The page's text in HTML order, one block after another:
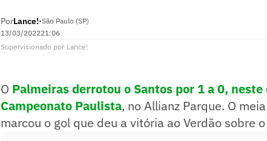
PorLance!•São Paulo (SP)
13/03/202221:06
Supervisionado por Lance!
O Palmeiras derrotou o Santos por 1 a 0,
Campeonato Paulista, no Allianz Parque. O
marcou o gol que deu a vitória ao Verdão sobre